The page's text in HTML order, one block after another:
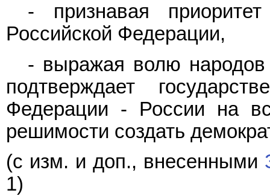
- признавая
Российской Федерации,
- выражая волю народов
подтверждает
Федерации - России на
решимости создать
(с изм. и доп., внесенными
1)